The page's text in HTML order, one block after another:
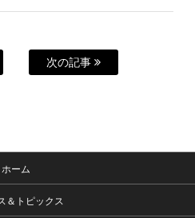
次の記事
ホーム
＆トピックス